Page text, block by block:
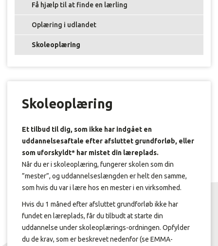
Få hjælp til at finde en lærling
Oplæring i udlandet
Skoleoplæring
Skoleoplæring
Et tilbud til dig, som ikke har indgået en
uddannelsesaftale efter afsluttet grundforløb, eller
som uforskyldt* har mistet din læreplads.
Når du er i skoleoplæring, fungerer skolen som din
”mester”, og uddannelseslængden er helt den samme,
som hvis du var i lære hos en mester i en virksomhed.
Hvis du 1 måned efter afsluttet grundforløb ikke har
fundet en læreplads, får du tilbudt at starte din
uddannelse under skoleoplærings-ordningen. Opfylder
du de krav, som er beskrevet nedenfor (se EMMA-